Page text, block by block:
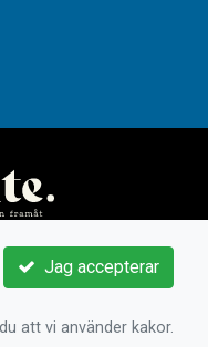
Jag accepterar
att vi använder kakor.